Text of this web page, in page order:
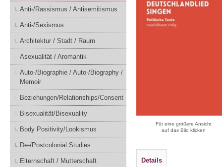
Anti-/Rassismus / Antisemitismus
Anti-/Sexismus
Architektur / Stadt / Raum
Asexualität / Aromantik
Auto-/Biographie / Auto-/Biography /
Memoir
Beziehungen/Relationships/Consent
Bisexualität/Bisexuality
Body Positivity/Lookismus
De-/Postcolonial Studies
Elternschaft / Mutterschaft
Für eine größere Ansicht
auf das Bild klicken
Details